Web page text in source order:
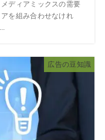
ディアミックスの需要
を組み合わせなけれ
広告の豆知識